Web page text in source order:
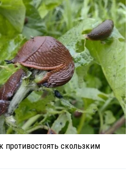
противостоять скользким